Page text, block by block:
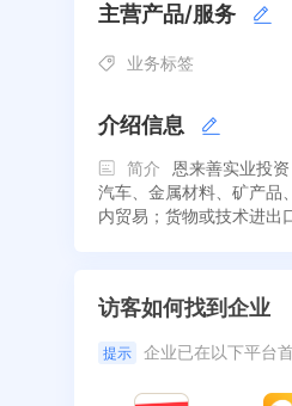
主营产品/服务
业务标签
介绍信息
简介
恩来善实业投
汽车、金属材料、矿产品
内贸易；货物或技术进出
访客如何找到企业
提示 企业已在以下平台